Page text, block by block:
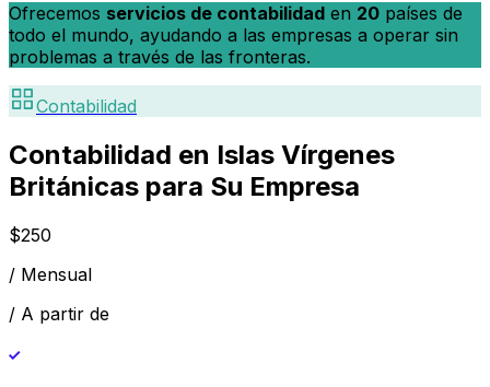
Ofrecemos servicios de contabilidad en 20 países de
todo el mundo, ayudando a las empresas a operar sin
problemas a través de las fronteras.
Contabilidad
Contabilidad en Islas Vírgenes
Británicas para Su Empresa
$250
/ Mensual
/ A partir de